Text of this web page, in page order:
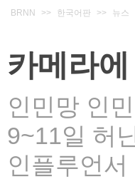
BRNN >> 한국어판 >> 뉴스
카메라
인민망 인
9~11일 허
인플루언